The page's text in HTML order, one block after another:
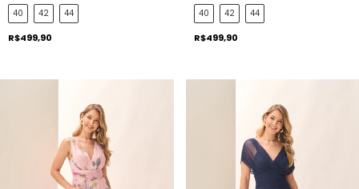
40 42 44
R$499,90
40 42 44
R$499,90